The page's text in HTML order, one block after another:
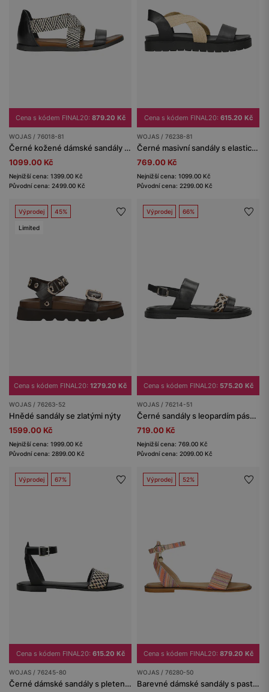
Cena s kódem FINAL20: 879.20 Kč
WOJAS / 76018-81
Černé kožené dámské sandály s etno vzorem
1099.00 Kč
Nejnižší cena: 1399.00 Kč
Původní cena: 2499.00 Kč
Cena s kódem FINAL20: 615.20 Kč
WOJAS / 76238-81
Černé masivní sandály s elastickým látkový páskem
769.00 Kč
Nejnižší cena: 1099.00 Kč
Původní cena: 2299.00 Kč
Výprodej 45%
Limited
Cena s kódem FINAL20: 1279.20 Kč
WOJAS / 76263-52
Hnědé sandály se zlatými nýty
1599.00 Kč
Nejnižší cena: 1999.00 Kč
Původní cena: 2899.00 Kč
Výprodej 66%
Cena s kódem FINAL20: 575.20 Kč
WOJAS / 76214-51
Černé sandály s leopardím páskem
719.00 Kč
Nejnižší cena: 769.00 Kč
Původní cena: 2099.00 Kč
Výprodej 67%
Cena s kódem FINAL20: 615.20 Kč
WOJAS / 76245-80
Černé dámské sandály s pleteným béžovým vzorem
Výprodej 52%
Cena s kódem FINAL20: 879.20 Kč
WOJAS / 76280-50
Barevné dámské sandály s pastelkovými pásky